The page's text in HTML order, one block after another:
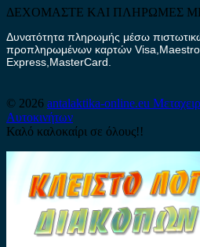
ΔΕΧΟΜΑΣΤΕ ΚΑΙ ΠΛΗΡΩΜΕΣ
Δυνατότητα πληρωμής μέσω
προπληρωμένων καρτών
Express,MasterCard.
© 2026 antalaktika-online.eu
Αυτοκινήτων
Καλό καλοκαίρι σε όλους!!